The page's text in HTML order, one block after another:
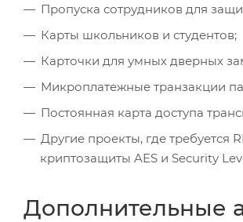
Пропуска сотрудников для
Карты школьников и студентов;
Карточки для умных дверных
Микроплатежные транзакции
Постоянная карта доступа
Другие проекты, где
криптозащиты AES и Security
Дополнительные